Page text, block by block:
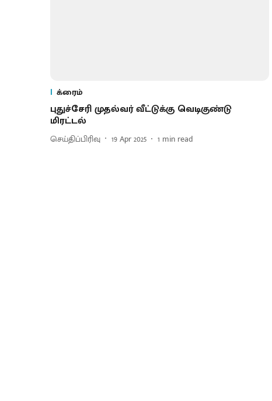
க்ரைம்
புதுச்சேரி முதல்வர் வீட்டுக்கு வெடிகுண்டு
மிரட்டல்
செய்திப்பிரிவு 19 Apr 2025 1 min read